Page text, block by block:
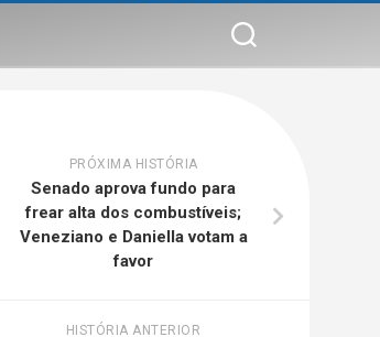
PRÓXIMA HISTÓRIA
Senado aprova fundo para
frear alta dos combustíveis;
Veneziano e Daniella votam a
favor
HISTÓRIA ANTERIOR